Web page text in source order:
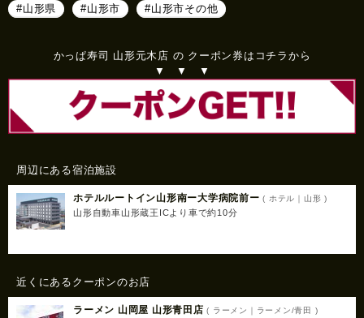
#山形県 #山形市 #山形市その他
かっぱ寿司 山形元木店 の クーポン券はコチラから
▼ ▼ ▼
周辺にある宿泊施設
ホテルルートイン山形南ー大学病院前ー ( ホテル｜山形 )
山形自動車山形蔵王ICより車で約10分
近くにあるクーポンのお店
ラーメン 山岡屋 山形青田店 ( ラーメン｜ラーメン/青田 )